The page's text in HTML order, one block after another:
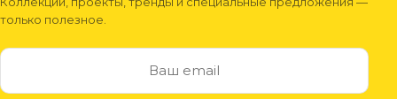
только полезное.